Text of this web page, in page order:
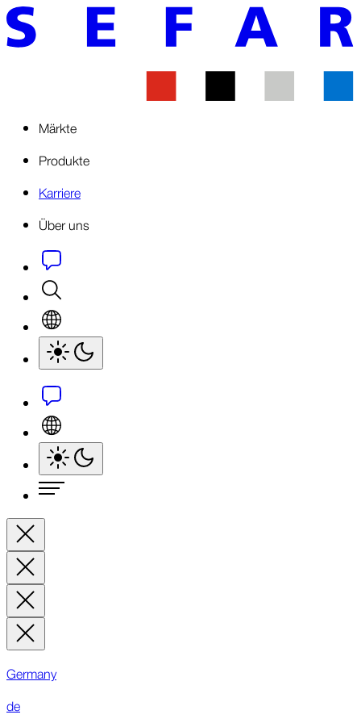
Märkte
Produkte
Karriere
Über uns
Germany
de